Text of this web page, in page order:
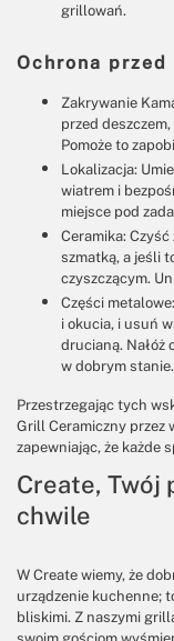
grillowań.
Ochrona
Zakrywanie
przed
Pomoże to
Lokalizacja:
wiatrem i
miejsce pod
Ceramika:
szmatką, a jeśli
czyszczącym.
Części
i okucia, i usuń
drucianą. Nałóż
w dobrym stanie.
Przestrzegając tych
Grill Ceramiczny przez
zapewniając, że każde
Create, Twój
chwile
W Create wiemy, że
urządzenie kuchenne;
bliskimi. Z naszymi